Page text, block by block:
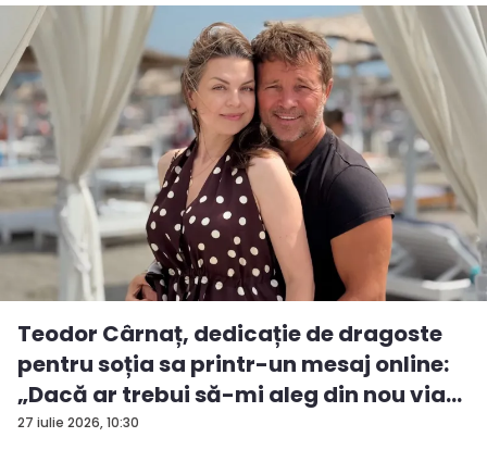
27 iulie 2026, 10:30
Teodor Cârnaț, dedicație de dragoste
pentru soția sa printr-un mesaj online:
„Dacă ar trebui să-mi aleg din nou via...